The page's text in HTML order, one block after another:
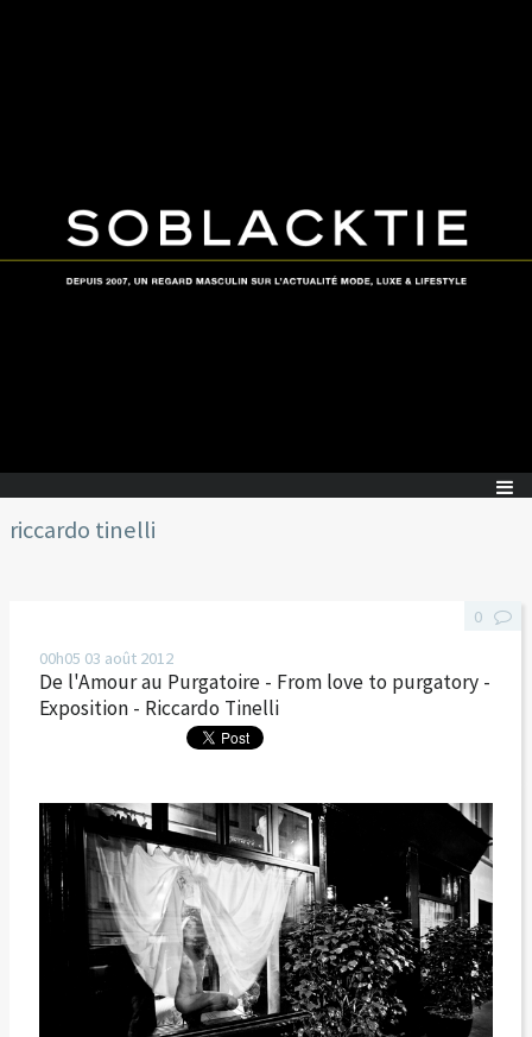
riccardo tinelli
00h05 03 août 2012
De l'Amour au Purgatoire - From love to purgatory -
Exposition - Riccardo Tinelli
0